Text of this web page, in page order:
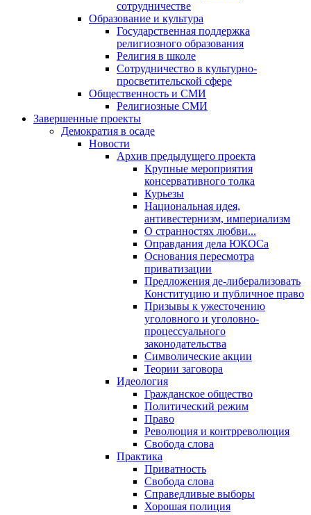
сотрудничестве
Образование и культура
Государственная поддержка
религиозного образования
Религия в школе
Сотрудничество в культурно-
просветительской сфере
Общественность и СМИ
Религиозные СМИ
Завершенные проекты
Демократия в осаде
Новости
Архив предыдущего проекта
Крупные мероприятия
консервативного толка
Курьезы
Национальная идея,
антивестернизм, империализм
О странностях любви...
Оправдания дела ЮКОСа
Основания пересмотра
приватизации
Предложения де-либерализовать
Конституцию и публичное право
Призывы к ужесточению
уголовного и уголовно-
процессуального
законодательства
Символические акции
Теории заговора
Идеология
Гражданское общество
Политический режим
Право
Революция и контрреволюция
Свобода слова
Практика
Приватность
Свобода слова
Справедливые выборы
Хорошая полиция